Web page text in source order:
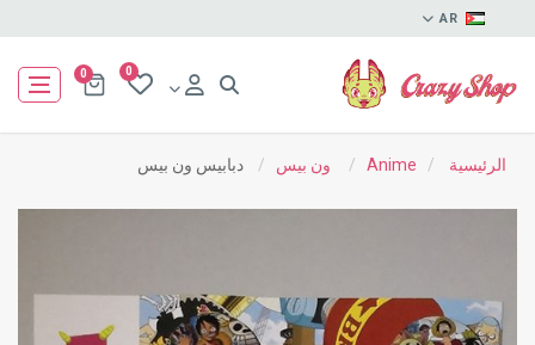
AR
0
0
الرئيسية /
Anime
/ ون بيس / دبابيس ون بيس